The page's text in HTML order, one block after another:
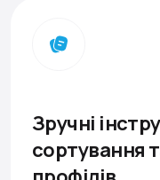
Зручні
сортування